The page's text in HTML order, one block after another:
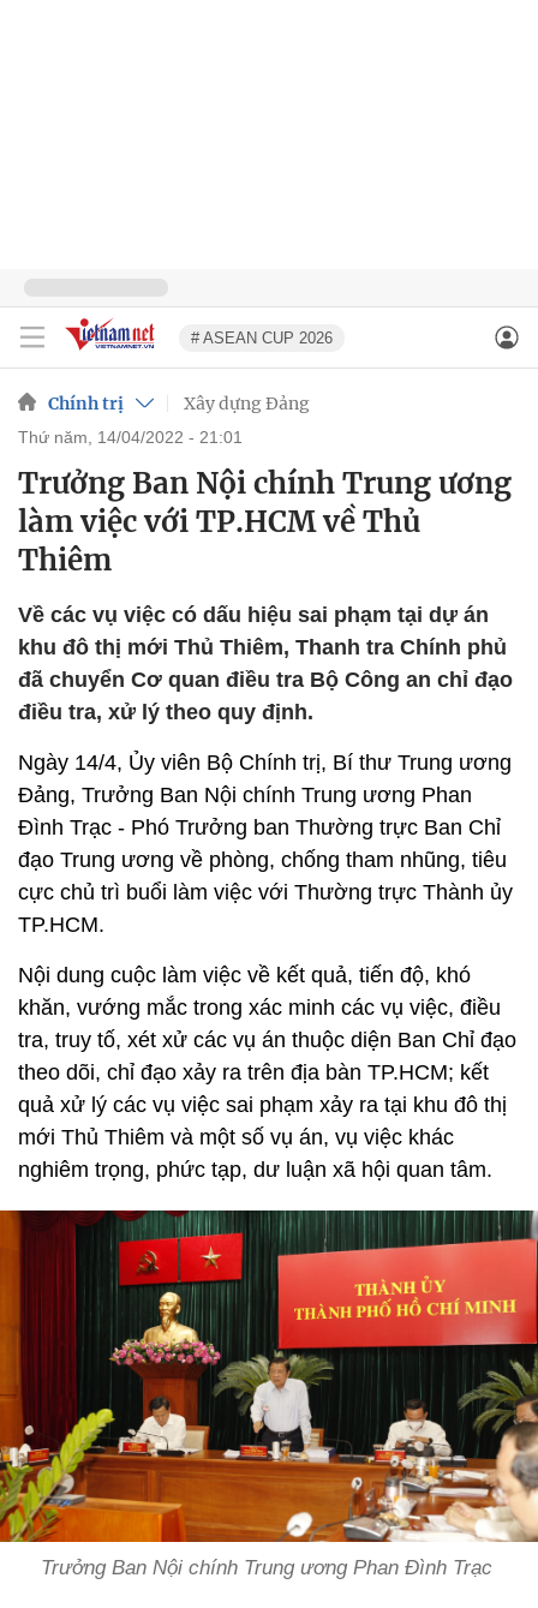
# ASEAN CUP 2026
Chính trị Xây dựng Đảng
thứ năm, 14/04/2022 - 21:01
Trưởng Ban Nội chính Trung ương
làm việc với TP.HCM về Thủ
Thiêm
Về các vụ việc có dấu hiệu sai phạm tại dự án
khu đô thị mới Thủ Thiêm, Thanh tra Chính phủ
đã chuyển Cơ quan điều tra Bộ Công an chỉ đạo
điều tra, xử lý theo quy định.
Ngày 14/4, Ủy viên Bộ Chính trị, Bí thư Trung ương
Đảng, Trưởng Ban Nội chính Trung ương Phan
Đình Trạc - Phó Trưởng ban Thường trực Ban Chỉ
đạo Trung ương về phòng, chống tham nhũng, tiêu
cực chủ trì buổi làm việc với Thường trực Thành ủy
TP.HCM.
Nội dung cuộc làm việc về kết quả, tiến độ, khó
khăn, vướng mắc trong xác minh các vụ việc, điều
tra, truy tố, xét xử các vụ án thuộc diện Ban Chỉ đạo
theo dõi, chỉ đạo xảy ra trên địa bàn TP.HCM; kết
quả xử lý các vụ việc sai phạm xảy ra tại khu đô thị
mới Thủ Thiêm và một số vụ án, vụ việc khác
nghiêm trọng, phức tạp, dư luận xã hội quan tâm.
Trưởng Ban Nội chính Trung ương Phan Đình Trạc